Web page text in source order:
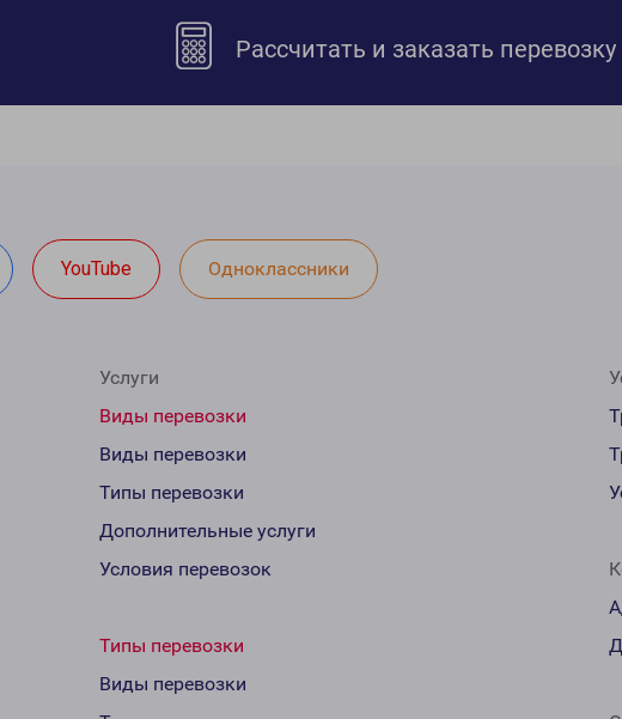
Рассчитать и заказать перевозку
YouTube Одноклассники
Услуги
Виды перевозки
Виды перевозки
Типы перевозки
Дополнительные услуги
Условия перевозок
Типы перевозки
Виды перевозки